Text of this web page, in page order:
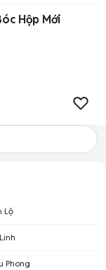
Hộp Mới
Lộ
Phong